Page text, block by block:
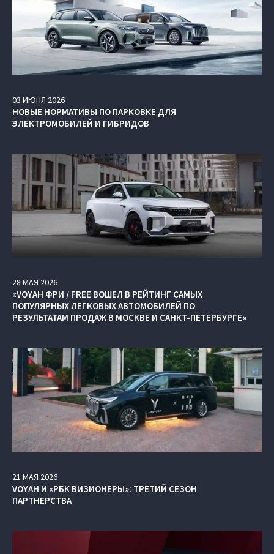
03 ИЮНЯ 2026
НОВЫЕ НОРМАТИВЫ ПО ПАРКОВКЕ ДЛЯ
ЭЛЕКТРОМОБИЛЕЙ И ГИБРИДОВ
28 МАЯ 2026
«VOYAH ФРИ / FREE ВОШЕЛ В РЕЙТИНГ САМЫХ
ПОПУЛЯРНЫХ ЛЕГКОВЫХ АВТОМОБИЛЕЙ ПО
РЕЗУЛЬТАТАМ ПРОДАЖ В МОСКВЕ И САНКТ-ПЕТЕРБУРГЕ»
21 МАЯ 2026
VOYAH И «РБК ВИЗИОНЕРЫ»: ТРЕТИЙ СЕЗОН
ПАРТНЕРСТВА